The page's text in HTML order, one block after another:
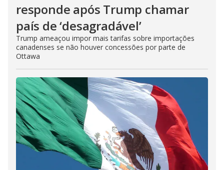
responde após Trump chamar
país de ‘desagradável’
Trump ameaçou impor mais tarifas sobre importações
canadenses se não houver concessões por parte de
Ottawa